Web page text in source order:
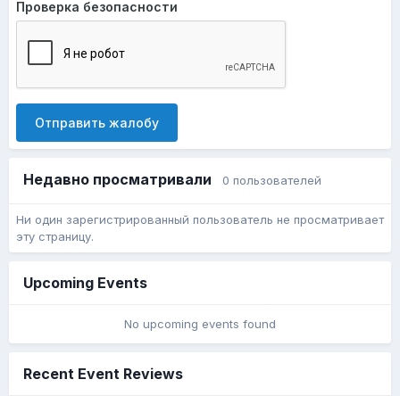
Проверка безопасности
Отправить жалобу
Недавно просматривали 0 пользователей
Ни один зарегистрированный пользователь не просматривает
эту страницу.
Upcoming Events
No upcoming events found
Recent Event Reviews